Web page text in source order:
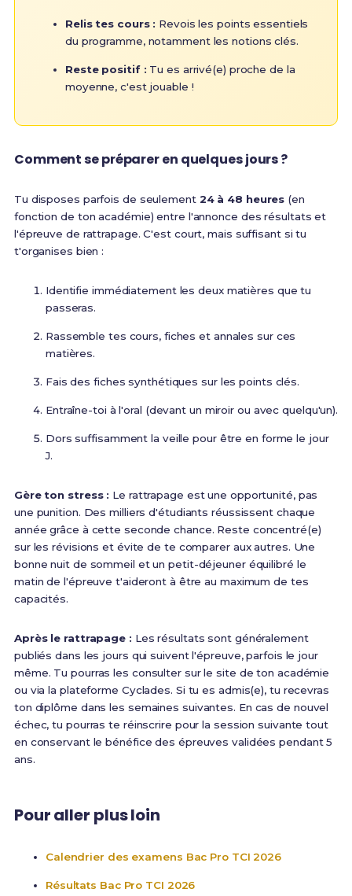
Relis tes cours : Revois les points essentiels
du programme, notamment les notions clés.
Reste positif : Tu es arrivé(e) proche de la
moyenne, c'est jouable !
Comment se préparer en quelques jours ?
Tu disposes parfois de seulement 24 à 48 heures (en
fonction de ton académie) entre l'annonce des résultats et
l'épreuve de rattrapage. C'est court, mais suffisant si tu
t'organises bien :
Identifie immédiatement les deux matières que tu
passeras.
Rassemble tes cours, fiches et annales sur ces
matières.
Fais des fiches synthétiques sur les points clés.
Entraîne-toi à l'oral (devant un miroir ou avec quelqu'un).
Dors suffisamment la veille pour être en forme le jour
J.
Gère ton stress : Le rattrapage est une opportunité, pas
une punition. Des milliers d'étudiants réussissent chaque
année grâce à cette seconde chance. Reste concentré(e)
sur les révisions et évite de te comparer aux autres. Une
bonne nuit de sommeil et un petit-déjeuner équilibré le
matin de l'épreuve t'aideront à être au maximum de tes
capacités.
Après le rattrapage : Les résultats sont généralement
publiés dans les jours qui suivent l'épreuve, parfois le jour
même. Tu pourras les consulter sur le site de ton académie
ou via la plateforme Cyclades. Si tu es admis(e), tu recevras
ton diplôme dans les semaines suivantes. En cas de nouvel
échec, tu pourras te réinscrire pour la session suivante tout
en conservant le bénéfice des épreuves validées pendant 5
ans.
Pour aller plus loin
Calendrier des examens Bac Pro TCI 2026
Résultats Bac Pro TCI 2026